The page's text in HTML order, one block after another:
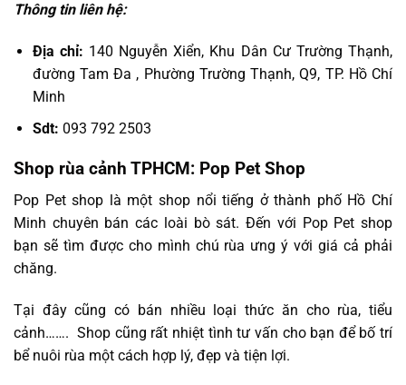
Thông tin liên hệ:
Địa chỉ: 140 Nguyễn Xiển, Khu Dân Cư Trường Thạnh,
đường Tam Đa , Phường Trường Thạnh, Q9, TP. Hồ Chí
Minh
Sdt: 093 792 2503
Shop rùa cảnh TPHCM: Pop Pet Shop
Pop Pet shop là một shop nổi tiếng ở thành phố Hồ Chí
Minh chuyên bán các loài bò sát. Đến với Pop Pet shop
bạn sẽ tìm được cho mình chú rùa ưng ý với giá cả phải
chăng.
Tại đây cũng có bán nhiều loại thức ăn cho rùa, tiểu
cảnh……. Shop cũng rất nhiệt tình tư vấn cho bạn để bố trí
bể nuôi rùa một cách hợp lý, đẹp và tiện lợi.